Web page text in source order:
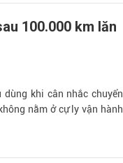
100.000 km lăn
khi cân nhắc chuyển
nằm ở cự ly vận hành